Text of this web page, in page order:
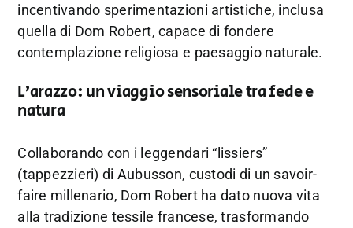
incentivando sperimentazioni artistiche, inclusa
quella di Dom Robert, capace di fondere
contemplazione religiosa e paesaggio naturale.
L’arazzo: un viaggio sensoriale tra fede e
natura
Collaborando con i leggendari “lissiers”
(tappezzieri) di Aubusson, custodi di un savoir-
faire millenario, Dom Robert ha dato nuova vita
alla tradizione tessile francese, trasformando